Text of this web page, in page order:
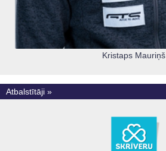
Kristaps Mauriņš
Atbalstītāji »